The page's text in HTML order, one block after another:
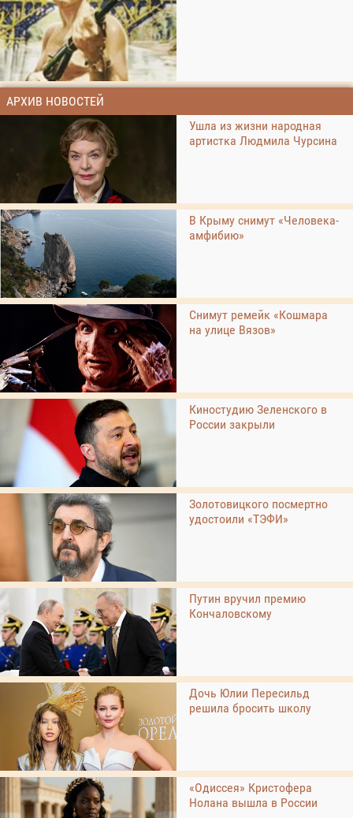
АРХИВ НОВОСТЕЙ
Ушла из жизни народная
артистка Людмила Чурсина
В Крыму снимут «Человека-
амфибию»
Снимут ремейк «Кошмара
на улице Вязов»
Киностудию Зеленского в
России закрыли
Золотовицкого посмертно
удостоили «ТЭФИ»
Путин вручил премию
Кончаловскому
Дочь Юлии Пересильд
решила бросить школу
«Одиссея» Кристофера
Нолана вышла в России